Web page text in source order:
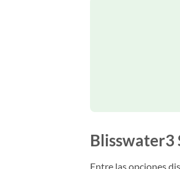
Blisswater3
Entre las opciones